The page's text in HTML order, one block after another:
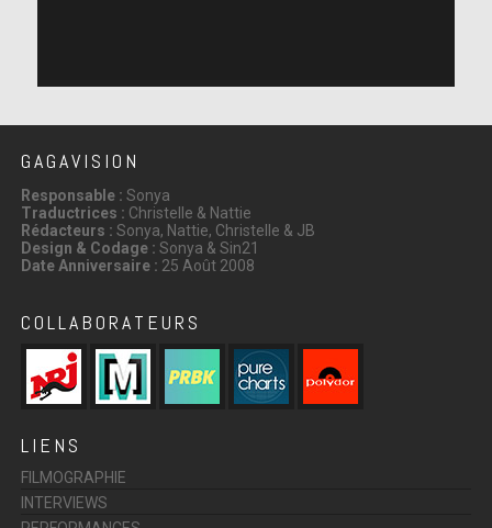
GAGAVISION
Responsable : Sonya
Traductrices : Christelle & Nattie
Rédacteurs : Sonya, Nattie, Christelle & JB
Design & Codage : Sonya & Sin21
Date Anniversaire : 25 Août 2008
COLLABORATEURS
LIENS
FILMOGRAPHIE
INTERVIEWS